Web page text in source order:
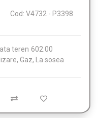
Cod: V4732 - P3398
teren 602.00
Gaz, La sosea